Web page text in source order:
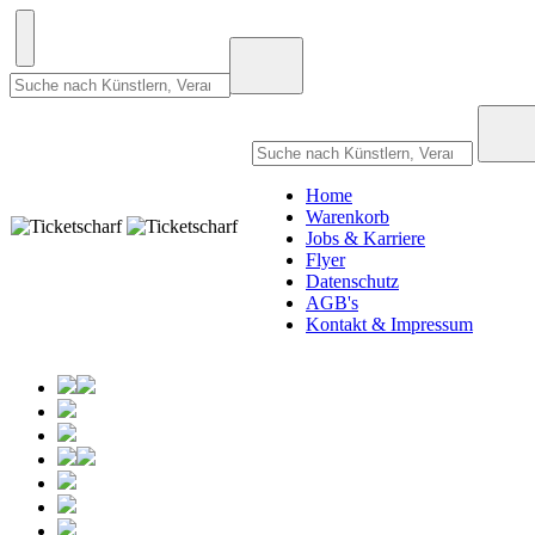
Home
Warenkorb
Jobs & Karriere
Flyer
Datenschutz
AGB's
Kontakt & Impressum